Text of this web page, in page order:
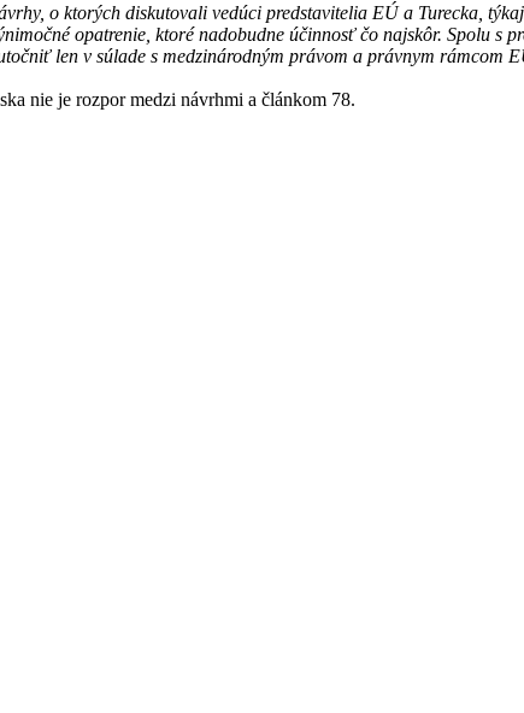
o ktorých diskutovali vedúci predstavitelia EÚ a Turecka,
opatrenie, ktoré nadobudne účinnosť čo najskôr. Spolu s
len v súlade s medzinárodným právom a právnym rámcom
nie je rozpor medzi návrhmi a článkom 78.